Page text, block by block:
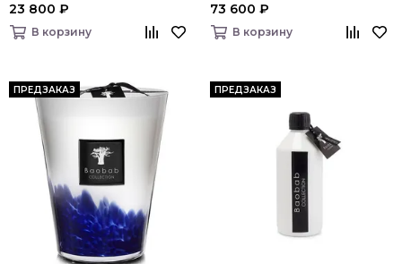
23 800 ₽
В корзину
73 600 ₽
В корзину
ПРЕДЗАКАЗ ПРЕДЗАКАЗ